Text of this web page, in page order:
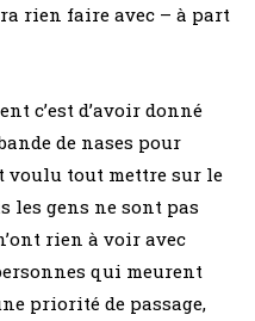
rien faire avec – à part
c’est d’avoir donné
de nases pour
voulu tout mettre sur le
les gens ne sont pas
rien à voir avec
qui meurent
priorité de passage,